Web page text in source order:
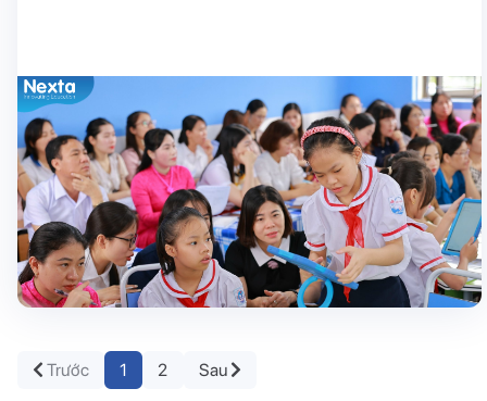
Nhà trường
Tiết dạy chuyên đề cấp Cụm ứng dụng
công nghệ tại trường Tiểu học Lưu Kiếm
Đầu tháng 4 vừa qua, trường Tiểu học Lưu Kiếm, quận Thuỷ
Nguyên, Hải Phòng đã tổ chức thành công tiết dạy chuyên đề
cấp Cụm môn Toán. Tiết học gây ấn tượng bởi sự đổi mới trong
phương pháp giảng dạy và ứng dụng hiệu quả công nghệ giáo
dục tại lớp học thông […]
07/05/2024
Trước 1 2 Sau